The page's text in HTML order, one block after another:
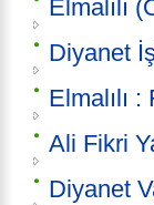
Elmalılı
Diyanet
Elmalılı
Ali Fikri
Diyanet